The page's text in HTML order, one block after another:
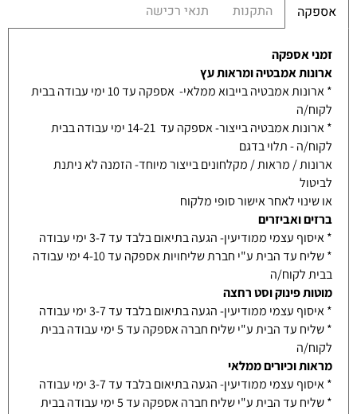
אספקה התקנות תנאי רכישה
זמני אספקה
ארונות אמבטיה ומראות עץ
* ארונות אמבטיה בייבוא ממלאי- אספקה עד 10 ימי עבודה בבית
לקוח/ה
* ארונות אמבטיה בייצור- אספקה עד 14-21 ימי עבודה בבית
לקוח/ה - תלוי בדגם
ארונות / מראות / מקלחונים בייצור מיוחד- הזמנה לא ניתנת
לביטול
או שינוי לאחר אישור סופי מלקוח
ברזים ואביזרים
* איסוף עצמי ממודיעין- הגעה בתיאום בלבד עד 3-7 ימי עבודה
* שליח עד הבית ע"י חברת שליחויות אספקה עד 4-10 ימי עבודה
בבית לקוח/ה
מוטות פינוק וסט רחצה
* איסוף עצמי ממודיעין- הגעה בתיאום בלבד עד 3-7 ימי עבודה
* שליח עד הבית ע"י שליח חברה אספקה עד 5 ימי עבודה בבית
לקוח/ה
מראות וכיורים ממלאי
* איסוף עצמי ממודיעין- הגעה בתיאום בלבד עד 3-7 ימי עבודה
* שליח עד הבית ע"י שליח חברה אספקה עד 5 ימי עבודה בבית